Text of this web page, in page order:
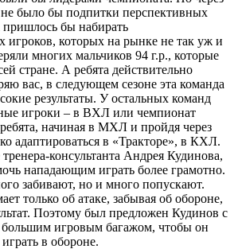
не было бы подпитки перспективных
бы набирать
игроков, которых на рынке не так уж и
многих мальчиков 94 г.р., которые
стране. А ребята действительно
вас, в следующем сезоне эта команда
результаты. У остальных команд
игроки – в ВХЛ или чемпионат
начиная в МХЛ и пройдя через
адаптироваться в «Тракторе», в КХЛ.
консультанта Андрея Кудинова,
нападающим играть более грамотно.
забивают, но и много попускают.
только об атаке, забывая об обороне,
Поэтому был предложен Кудинов с
игровым багажом, чтобы он
в обороне.